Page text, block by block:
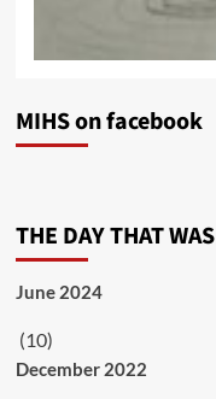
MIHS on facebook
THE DAY THAT WAS
June 2024
(10)
December 2022